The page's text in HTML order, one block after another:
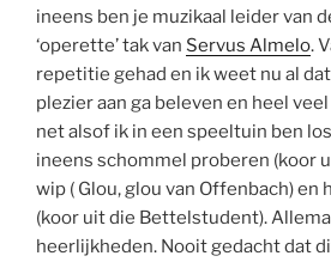
ineens ben je muzikaal leider van
‘operette’ tak van Servus Almelo.
repetitie gehad en ik weet nu al
plezier aan ga beleven en heel
net alsof ik in een speeltuin ben
ineens schommel proberen (koor
wip ( Glou, glou van Offenbach) en
(koor uit die Bettelstudent).
heerlijkheden. Nooit gedacht dat